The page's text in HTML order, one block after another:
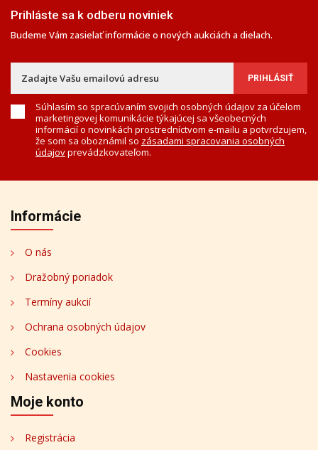
Prihláste sa k odberu noviniek
Budeme Vám zasielať informácie o nových aukciách a dielach.
Súhlasím so spracúvaním svojich osobných údajov za účelom
marketingovej komunikácie týkajúcej sa všeobecných
informácií o novinkách prostredníctvom e-mailu a potvrdzujem,
že som sa oboznámil so zásadami spracovania osobných
údajovprevádzkovateľom.
Informácie
O nás
Dražobný poriadok
Termíny aukcií
Ochrana osobných údajov
Cookies
Nastavenia cookies
Moje konto
Registrácia